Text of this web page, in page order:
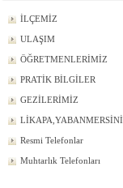
İLÇEMİZ
ULAŞIM
ÖĞRETMENLERİMİZ
PRATİK BİLGİLER
GEZİLERİMİZ
LİKAPA,YABANMERSİNİ
Resmi Telefonlar
Muhtarlık Telefonları